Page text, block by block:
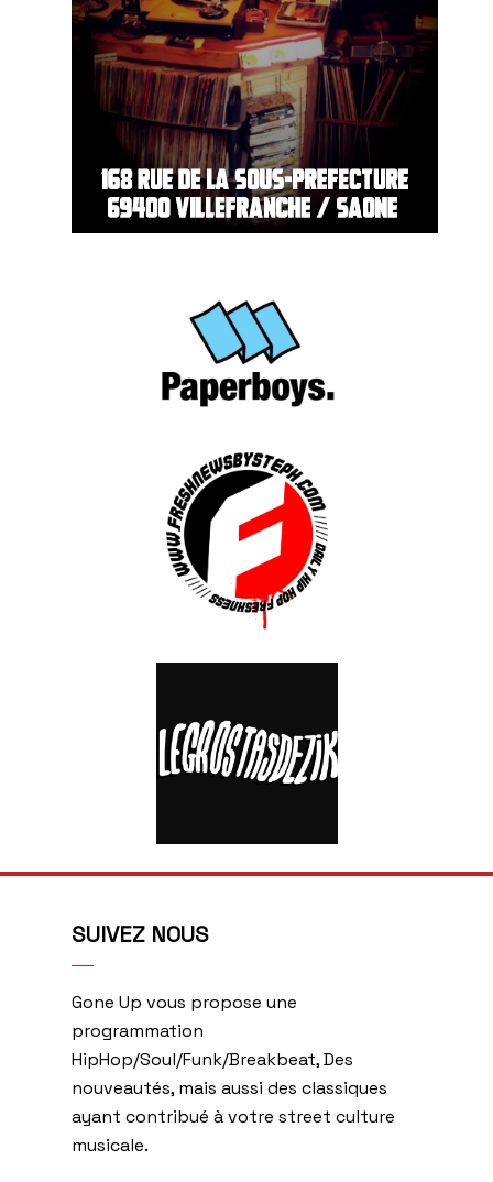
SUIVEZ NOUS
Gone Up vous propose une
programmation
HipHop/Soul/Funk/Breakbeat, Des
nouveautés, mais aussi des classiques
ayant contribué à votre street culture
musicale.